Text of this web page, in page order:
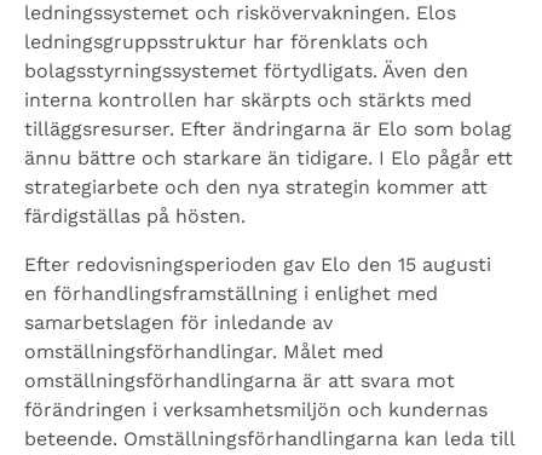
ledningssystemet och riskövervakningen. Elos
ledningsgruppsstruktur har förenklats och
bolagsstyrningssystemet förtydligats. Även den
interna kontrollen har skärpts och stärkts med
tilläggsresurser. Efter ändringarna är Elo som bolag
ännu bättre och starkare än tidigare. I Elo pågår ett
strategiarbete och den nya strategin kommer att
färdigställas på hösten.
Efter redovisningsperioden gav Elo den 15 augusti
en förhandlingsframställning i enlighet med
samarbetslagen för inledande av
omställningsförhandlingar. Målet med
omställningsförhandlingarna är att svara mot
förändringen i verksamhetsmiljön och kundernas
beteende. Omställningsförhandlingarna kan leda till